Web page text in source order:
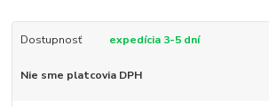
Dostupnosť expedícia 3-5 dní
Nie sme platcovia DPH